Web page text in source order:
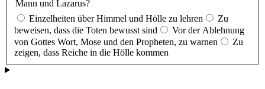
Mann und Lazarus?
Einzelheiten über Himmel und Hölle zu lehren
Zu
beweisen, dass die Toten bewusst sind
Vor der Ablehnung
von Gottes Wort, Mose und den Propheten, zu warnen
Zu
zeigen, dass Reiche in die Hölle kommen